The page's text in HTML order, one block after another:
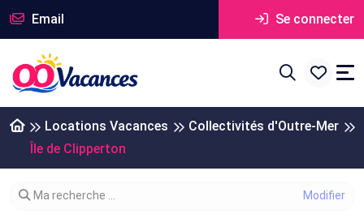
Email Se connecter
Locations Vacances
Collectivités d'Outre-Mer
Île de Clipperton
Modifier votre recherche
Ma recherche ...